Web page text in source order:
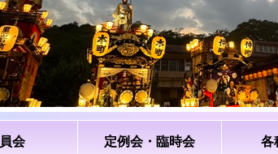
会 定例会・臨時会 各